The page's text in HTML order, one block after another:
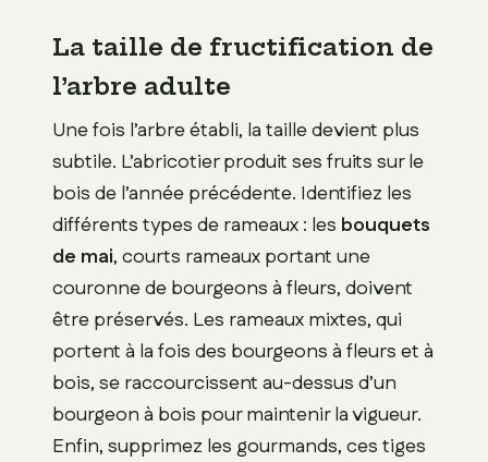
La taille de fructification de
l’arbre adulte
Une fois l’arbre établi, la taille devient plus
subtile. L’abricotier produit ses fruits sur le
bois de l’année précédente. Identifiez les
différents types de rameaux : les bouquets
de mai, courts rameaux portant une
couronne de bourgeons à fleurs, doivent
être préservés. Les rameaux mixtes, qui
portent à la fois des bourgeons à fleurs et à
bois, se raccourcissent au-dessus d’un
bourgeon à bois pour maintenir la vigueur.
Enfin, supprimez les gourmands, ces tiges